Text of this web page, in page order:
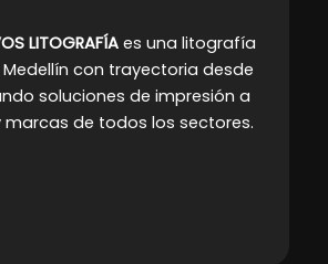
LITOGRAFÍAes una litografía
con trayectoria desde
soluciones de impresión a
marcas de todos los sectores.